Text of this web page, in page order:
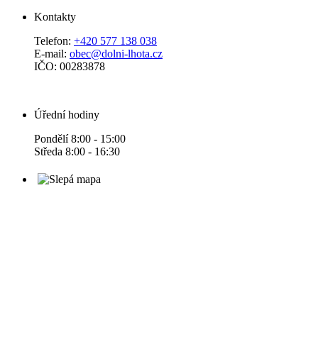
Kontakty
Telefon: +420 577 138 038
E-mail: obec@dolni-lhota.cz
IČO: 00283878
Úřední hodiny
Pondělí 8:00 - 15:00
Středa 8:00 - 16:30